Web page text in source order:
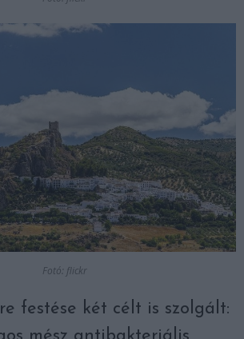
Fotó: flickr
festése két célt is szolgált: